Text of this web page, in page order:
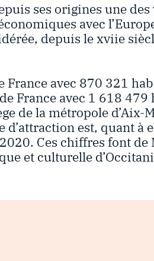
ses origines une
avec
depuis le xviie
avec 870 321
France avec 1 618
de la métropole d’Aix-
est, quant à
Ces chiffres font
et culturelle